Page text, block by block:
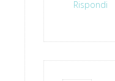
Rispondi